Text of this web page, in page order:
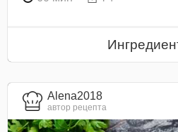
Alena2018
автор рецепта